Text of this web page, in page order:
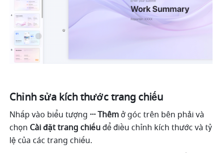
Chỉnh sửa kích thước trang chiếu
Nhấp vào biểu tượng ··· Thêm ở góc trên bên phải và
chọn Cài đặt trang chiếu để điều chỉnh kích thước và tỷ
lệ của các trang chiếu.